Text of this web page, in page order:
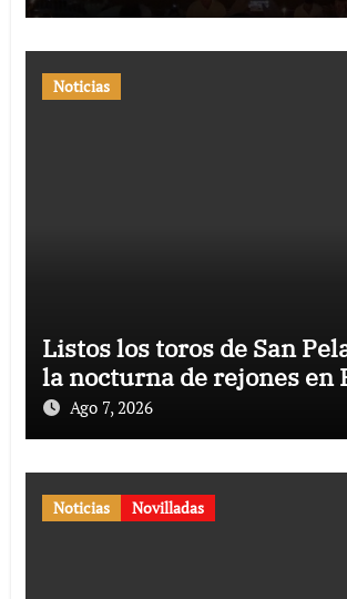
Noticias
Listos los toros de San
la nocturna de rejones en
Ago 7, 2026
Noticias Novilladas